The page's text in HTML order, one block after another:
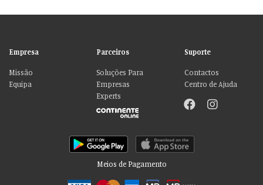
Empresa
Missão
Equipa
Parceiros
Soluções Para
Empresas
Experts
Suporte
Contactos
Centro de Ajuda
Meios de Pagamento